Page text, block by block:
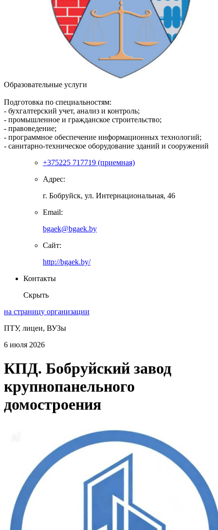
Образовательные услуги
Подготовка по специальностям:
- бухгалтерский учет, анализ и контроль;
- промышленное и гражданское строительство;
- правоведение;
- программное обеспечение информационных технологий;
- санитарно-техническое оборудование зданий и сооружений
+375225 717719 (приемная)
Адрес:
г. Бобруйск, ул. Интернациональная, 46
Email:
bgaek@bgaek.by
Сайт:
http://bgaek.by/
Контакты
Скрыть
на страницу организации
ПТУ, лицеи, ВУЗы
6 июля 2026
КПД. Бобруйский завод
крупнопанельного
домостроения